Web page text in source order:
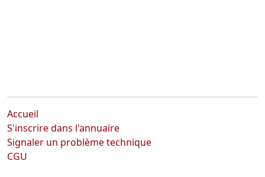
Accueil
S'inscrire dans l'annuaire
Signaler un problème technique
CGU